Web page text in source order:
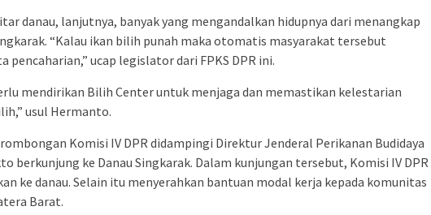
danau, lanjutnya, banyak yang mengandalkan hidupnya dari menangkap
“Kalau ikan bilih punah maka otomatis masyarakat tersebut
pencaharian,” ucap legislator dari FPKS DPR ini.
mendirikan Bilih Center untuk menjaga dan memastikan kelestarian
usul Hermanto.
Komisi IV DPR didampingi Direktur Jenderal Perikanan Budidaya
berkunjung ke Danau Singkarak. Dalam kunjungan tersebut, Komisi IV DPR
ke danau. Selain itu menyerahkan bantuan modal kerja kepada komunitas
Barat.